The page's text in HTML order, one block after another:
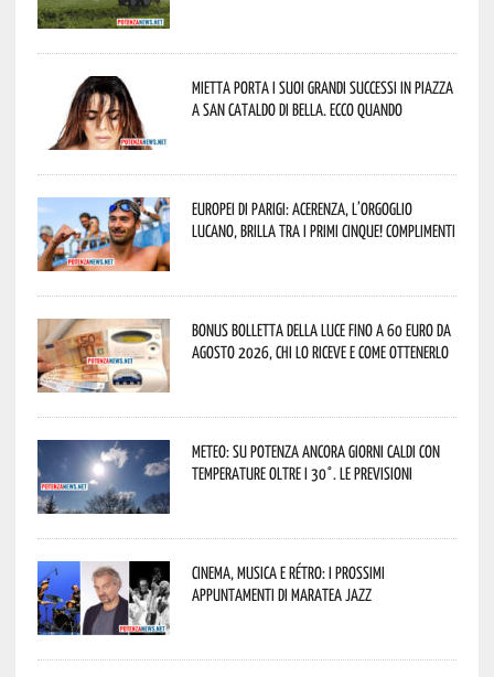
Mietta porta i suoi grandi successi in piazza
a San Cataldo di Bella. Ecco quando
Europei di Parigi: Acerenza, l’orgoglio
lucano, brilla tra i primi cinque! Complimenti
Bonus bolletta della luce fino a 60 euro da
agosto 2026, chi lo riceve e come ottenerlo
Meteo: su Potenza ancora giorni caldi con
temperature oltre i 30°. Le previsioni
Cinema, musica e rétro: i prossimi
appuntamenti di Maratea Jazz